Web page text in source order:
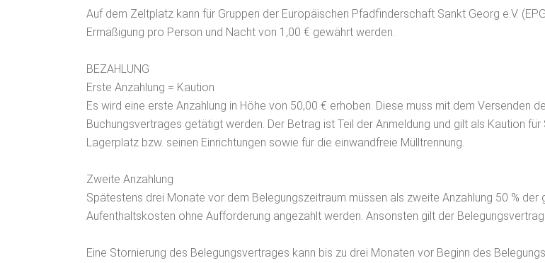
Auf dem Zeltplatz kann für Gruppen der Europäischen Pfadfinderschaft Sankt Georg e.V.
Ermäßigung pro Person und Nacht von 1,00 € gewährt werden.
BEZAHLUNG
Erste Anzahlung = Kaution
Es wird eine erste Anzahlung in Höhe von 50,00 € erhoben. Diese muss mit dem Versenden
Buchungsvertrages getätigt werden. Der Betrag ist Teil der Anmeldung und gilt als Kaution für
Lagerplatz bzw. seinen Einrichtungen sowie für die einwandfreie Mülltrennung.
Zweite Anzahlung
Spätestens drei Monate vor dem Belegungszeitraum müssen als zweite Anzahlung 50 % der
Aufenthaltskosten ohne Aufforderung angezahlt werden. Ansonsten gilt der
Eine Stornierung des Belegungsvertrages kann bis zu drei Monaten vor Beginn des